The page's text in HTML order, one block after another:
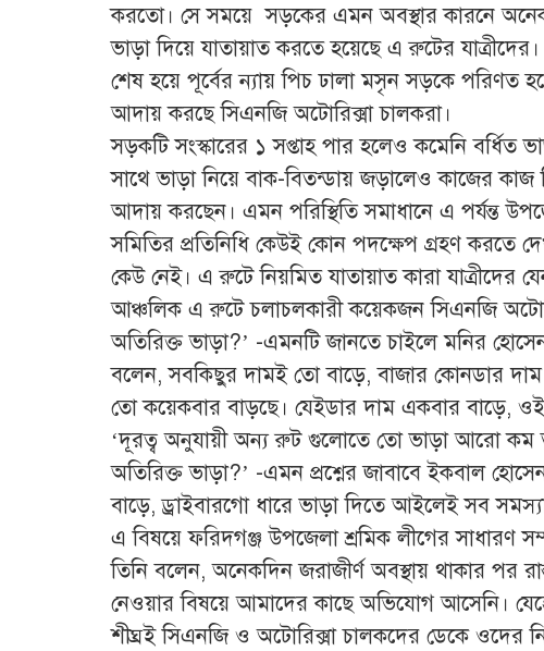
করতো। সে সময়ে সড়কের এমন অবস্থার কারনে
ভাড়া দিয়ে যাতায়াত করতে হয়েছে এ রুটের
শেষ হয়ে পূর্বের ন্যায় পিচ ঢালা মসৃন সড়কে পরিণত
আদায় করছে সিএনজি অটোরিক্সা চালকরা।
সড়কটি সংস্কারের ১ সপ্তাহ পার হলেও কমেনি বর্ধিত
সাথে ভাড়া নিয়ে বাক-বিতন্ডায় জড়ালেও কাজের
আদায় করছেন। এমন পরিস্থিতি সমাধানে এ পর্যন্ত
সমিতির প্রতিনিধি কেউই কোন পদক্ষেপ গ্রহণ করতে
কেউ নেই। এ রুটে নিয়মিত যাতায়াত কারা যাত্রীদের
আঞ্চলিক এ রুটে চলাচলকারী কয়েকজন সিএনজি
অতিরিক্ত ভাড়া?’ -এমনটি জানতে চাইলে মনির
বলেন, সবকিছুর দামই তো বাড়ে, বাজার কোনডার
তো কয়েকবার বাড়ছে। যেইডার দাম একবার বাড়ে,
‘দূরত্ব অনুযায়ী অন্য রুট গুলোতে তো ভাড়া আরো কম
অতিরিক্ত ভাড়া?’ -এমন প্রশ্নের জাবাবে ইকবাল
বাড়ে, ড্রাইবারগো ধারে ভাড়া দিতে আইলেই সব
এ বিষয়ে ফরিদগঞ্জ উপজেলা শ্রমিক লীগের সাধারণ
তিনি বলেন, অনেকদিন জরাজীর্ণ অবস্থায় থাকার পর
নেওয়ার বিষয়ে আমাদের কাছে অভিযোগ আসেনি।
শীঘ্রই সিএনজি ও অটোরিক্সা চালকদের ডেকে ওদের